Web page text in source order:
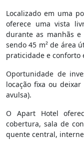
Localizado em uma
oferece uma vista
durante as manhãs
sendo 45 m² de área
praticidade e conforto
Oportunidade de
locação fixa ou
avulsa).
O Apart Hotel
cobertura, sala de
quente central,